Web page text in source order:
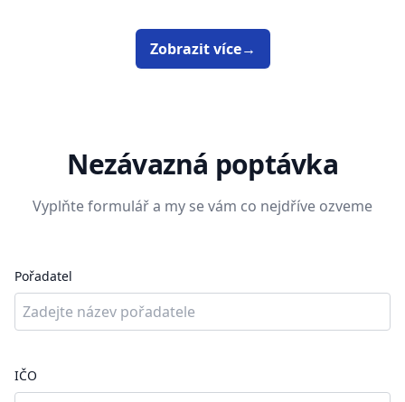
Zobrazit více→
Nezávazná poptávka
Vyplňte formulář a my se vám co nejdříve ozveme
Pořadatel
IČO